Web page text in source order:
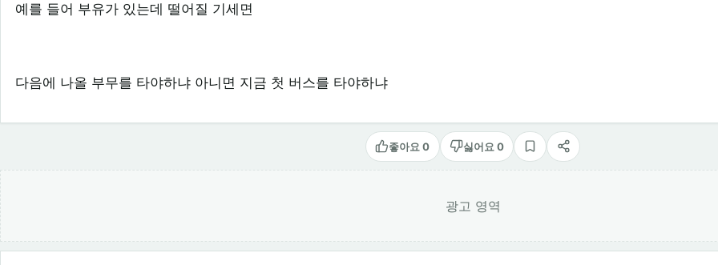
예를 들어 부유가 있는데 떨어질 기세면
다음에 나올 부무를 타야하냐 아니면 지금 첫 버스를 타야하냐
좋아요 0 싫어요 0
스크랩공유
광고 영역